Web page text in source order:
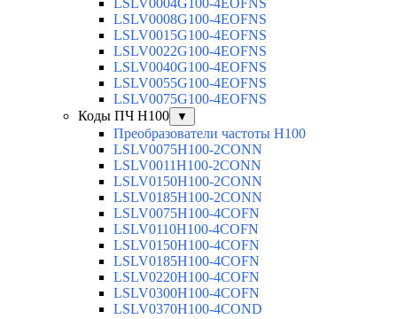
LSLV0004G100-4EOFNS
LSLV0008G100-4EOFNS
LSLV0015G100-4EOFNS
LSLV0022G100-4EOFNS
LSLV0040G100-4EOFNS
LSLV0055G100-4EOFNS
LSLV0075G100-4EOFNS
Коды ПЧ H100
▼
Преобразователи частоты H100
LSLV0075H100-2CONN
LSLV0011H100-2CONN
LSLV0150H100-2CONN
LSLV0185H100-2CONN
LSLV0075H100-4COFN
LSLV0110H100-4COFN
LSLV0150H100-4COFN
LSLV0185H100-4COFN
LSLV0220H100-4COFN
LSLV0300H100-4COFN
LSLV0370H100-4COND